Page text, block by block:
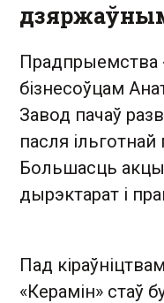
Прадпрыемства
бізнесоўцам
Завод пачаў
пасля
Большасць
дырэктарат і
Пад
«Керамін» стаў